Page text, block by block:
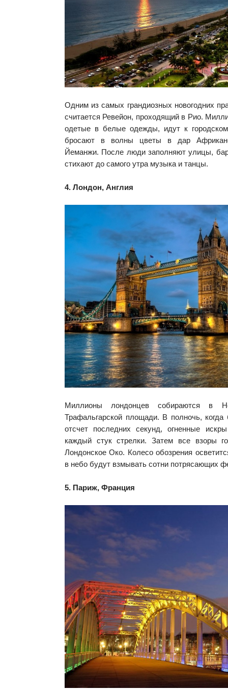
Одним из самых грандиозных новогодних
считается Ревейон, проходящий в Рио.
одетые в белые одежды, идут к
бросают в волны цветы в дар
Йеманжи. После люди заполняют улицы,
стихают до самого утра музыка и танцы.
4. Лондон, Англия
Миллионы лондонцев собираются в
Трафальгарской площади. В полночь,
отсчет последних секунд, огненные
каждый стук стрелки. Затем все взоры
Лондонское Око. Колесо обозрения
в небо будут взмывать сотни потрясающих
5. Париж, Франция